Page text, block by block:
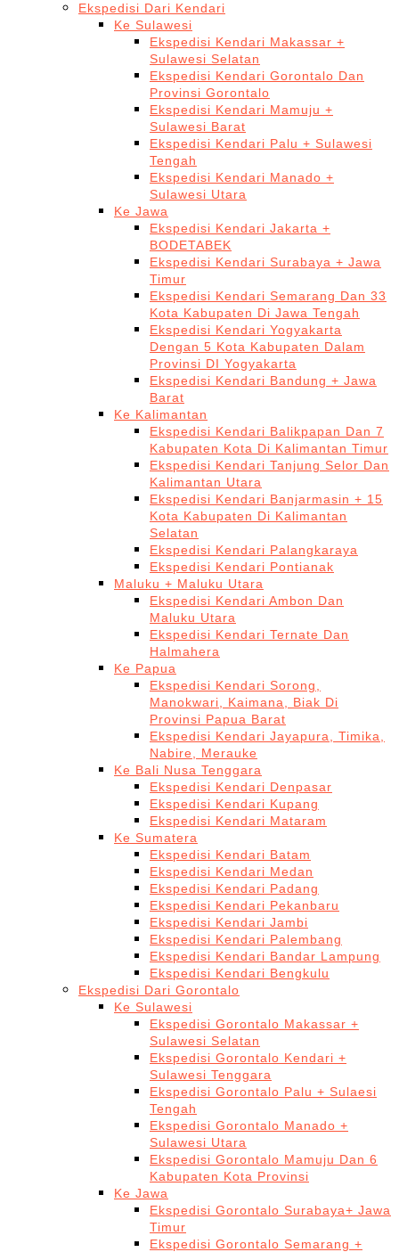
Ekspedisi Dari Kendari
Ke Sulawesi
Ekspedisi Kendari Makassar +
Sulawesi Selatan
Ekspedisi Kendari Gorontalo Dan
Provinsi Gorontalo
Ekspedisi Kendari Mamuju +
Sulawesi Barat
Ekspedisi Kendari Palu + Sulawesi
Tengah
Ekspedisi Kendari Manado +
Sulawesi Utara
Ke Jawa
Ekspedisi Kendari Jakarta +
BODETABEK
Ekspedisi Kendari Surabaya + Jawa
Timur
Ekspedisi Kendari Semarang Dan 33
Kota Kabupaten Di Jawa Tengah
Ekspedisi Kendari Yogyakarta
Dengan 5 Kota Kabupaten Dalam
Provinsi DI Yogyakarta
Ekspedisi Kendari Bandung + Jawa
Barat
Ke Kalimantan
Ekspedisi Kendari Balikpapan Dan 7
Kabupaten Kota Di Kalimantan Timur
Ekspedisi Kendari Tanjung Selor Dan
Kalimantan Utara
Ekspedisi Kendari Banjarmasin + 15
Kota Kabupaten Di Kalimantan
Selatan
Ekspedisi Kendari Palangkaraya
Ekspedisi Kendari Pontianak
Maluku + Maluku Utara
Ekspedisi Kendari Ambon Dan
Maluku Utara
Ekspedisi Kendari Ternate Dan
Halmahera
Ke Papua
Ekspedisi Kendari Sorong,
Manokwari, Kaimana, Biak Di
Provinsi Papua Barat
Ekspedisi Kendari Jayapura, Timika,
Nabire, Merauke
Ke Bali Nusa Tenggara
Ekspedisi Kendari Denpasar
Ekspedisi Kendari Kupang
Ekspedisi Kendari Mataram
Ke Sumatera
Ekspedisi Kendari Batam
Ekspedisi Kendari Medan
Ekspedisi Kendari Padang
Ekspedisi Kendari Pekanbaru
Ekspedisi Kendari Jambi
Ekspedisi Kendari Palembang
Ekspedisi Kendari Bandar Lampung
Ekspedisi Kendari Bengkulu
Ekspedisi Dari Gorontalo
Ke Sulawesi
Ekspedisi Gorontalo Makassar +
Sulawesi Selatan
Ekspedisi Gorontalo Kendari +
Sulawesi Tenggara
Ekspedisi Gorontalo Palu + Sulaesi
Tengah
Ekspedisi Gorontalo Manado +
Sulawesi Utara
Ekspedisi Gorontalo Mamuju Dan 6
Kabupaten Kota Provinsi
Ke Jawa
Ekspedisi Gorontalo Surabaya+ Jawa
Timur
Ekspedisi Gorontalo Semarang +